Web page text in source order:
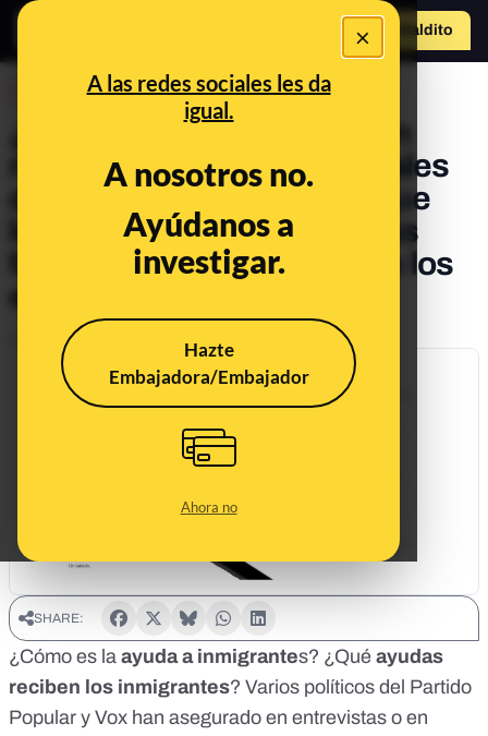
×
A las redes sociales les da
igual.
A nosotros no.
Ayúdanos a
investigar.
Hazte
Embajadora/Embajador
Ahora no
Hazte Maldito
¿Ayudas a inmigrantes? Un
rastreo de las ayudas sociales
desmonta el discurso de que
los inmigrantes "tienen más
facilidades de acceso" que los
españoles
Publicado el
SHARE:
¿Cómo es la ayuda a inmigrantes? ¿Qué ayudas
reciben los inmigrantes? Varios políticos del Partido
Popular y Vox han asegurado en entrevistas o en